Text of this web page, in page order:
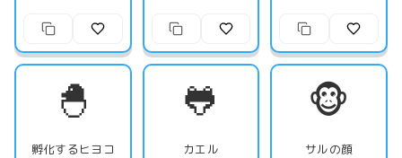
🐣
孵化するヒヨコ
🐸
カエル
🐵
サルの顔